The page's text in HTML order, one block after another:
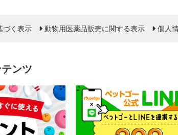
づく表示 動物用医薬品販売に関する表示 個人
ンツ